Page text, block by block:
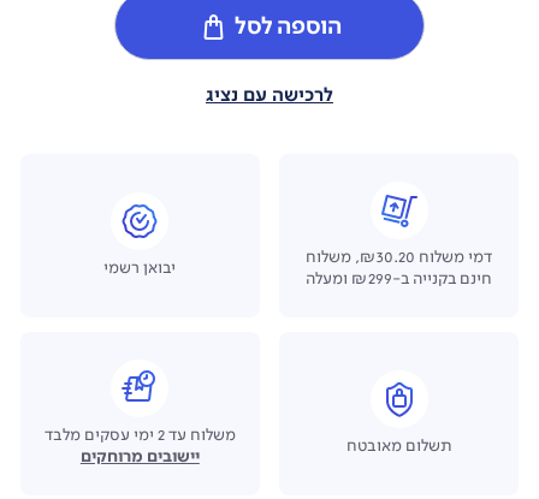
הוספה לסל
לרכישה עם נציג
דמי משלוח ₪30.20, משלוח
חינם בקנייה ב-₪299 ומעלה
יבואן רשמי
תשלום מאובטח
משלוח עד 2 ימי עסקים מלבד
יישובים מרוחקים